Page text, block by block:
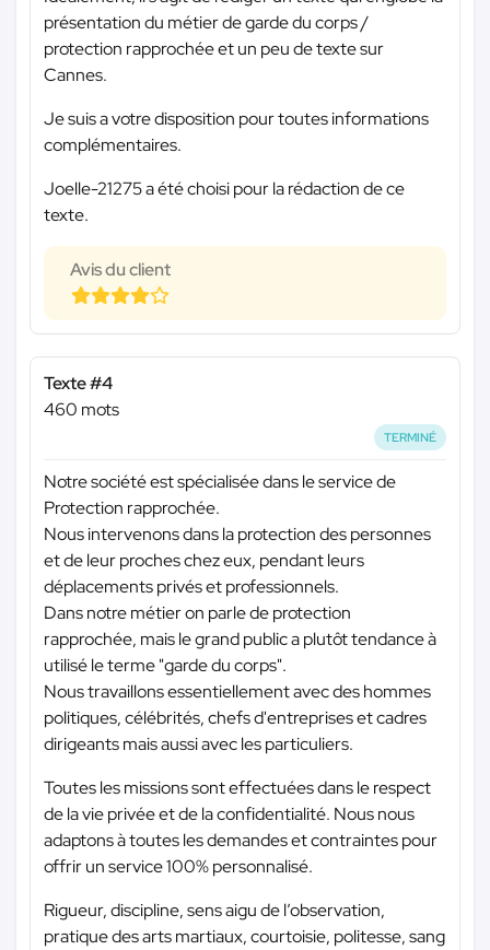
présentation du métier de garde du corps /
protection rapprochée et un peu de texte sur
Cannes.
Je suis a votre disposition pour toutes informations
complémentaires.
Joelle-21275 a été choisi pour la rédaction de ce
texte.
Avis du client
Texte #4
460 mots
TERMINÉ
Notre société est spécialisée dans le service de
Protection rapprochée.
Nous intervenons dans la protection des personnes
et de leur proches chez eux, pendant leurs
déplacements privés et professionnels.
Dans notre métier on parle de protection
rapprochée, mais le grand public a plutôt tendance à
utilisé le terme "garde du corps".
Nous travaillons essentiellement avec des hommes
politiques, célébrités, chefs d'entreprises et cadres
dirigeants mais aussi avec les particuliers.
Toutes les missions sont effectuées dans le respect
de la vie privée et de la confidentialité. Nous nous
adaptons à toutes les demandes et contraintes pour
offrir un service 100% personnalisé.
Rigueur, discipline, sens aigu de l’observation,
pratique des arts martiaux, courtoisie, politesse, sang